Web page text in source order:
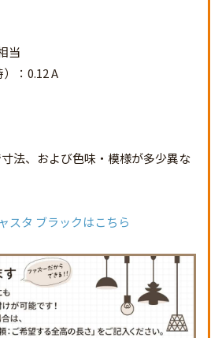
当
：0.12 A
法、および色味・模様が多少異な
タ ブラックはこちら